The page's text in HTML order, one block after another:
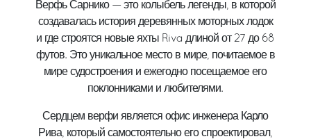
Верфь Сарнико — это колыбель легенды, в которой
создавалась история деревянных моторных лодок
и где строятся новые яхты Riva длиной от 27 до 68
футов. Это уникальное место в мире, почитаемое в
мире судостроения и ежегодно посещаемое его
поклонниками и любителями.
Сердцем верфи является офис инженера Карло
Рива, который самостоятельно его спроектировал,